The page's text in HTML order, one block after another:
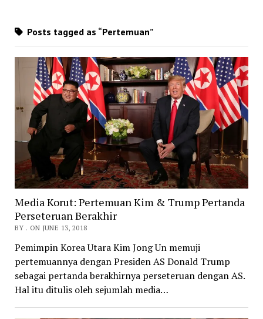
Posts tagged as “Pertemuan”
Media Korut: Pertemuan Kim & Trump Pertanda
Perseteruan Berakhir
BY . ON JUNE 13, 2018
Pemimpin Korea Utara Kim Jong Un memuji
pertemuannya dengan Presiden AS Donald Trump
sebagai pertanda berakhirnya perseteruan dengan AS.
Hal itu ditulis oleh sejumlah media…